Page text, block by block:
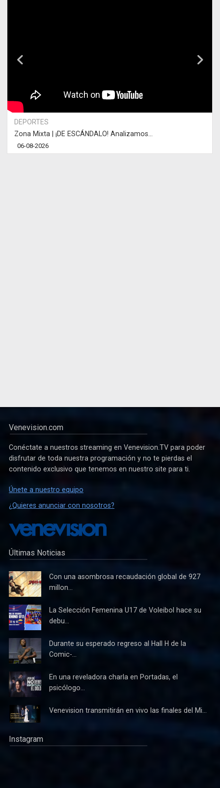
DEPORTES
Zona Mixta | ¡DE ESCÁNDALO! Analizamos...
06-08-2026
Venevision.com
Conéctate a nuestros streaming en Venevision.TV para poder
disfrutar de toda nuestra programación y no te pierdas el
contenido exclusivo que tenemos en nuestro site para ti.
Únete a nuestro equipo
¿Quieres anunciar con nosotros?
Últimas Noticias
Con una asombrosa recaudación global de 927
millon...
La Selección Femenina U17 de Voleibol hace su
debu...
Durante su esperado regreso al Hall H de la
Comic-...
En una reveladora charla en Portadas, el
psicólogo...
Venevision transmitirán en vivo las finales del Mi...
Instagram